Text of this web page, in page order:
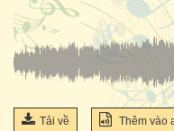
Tải về Thêm vào